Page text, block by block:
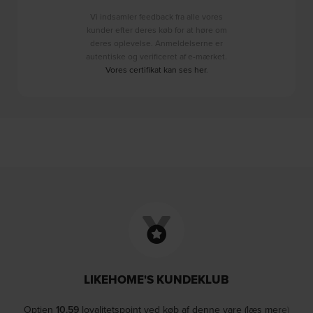
Vi indsamler feedback fra alle vores
kunder efter deres køb for at høre om
deres oplevelse. Anmeldelserne er
autentiske og verificeret af e-mærket.
Vores certifikat kan ses her.
LIKEHOME'S KUNDEKLUB
Optjen 10.59 loyalitetspoint ved køb af denne vare (læs mere)